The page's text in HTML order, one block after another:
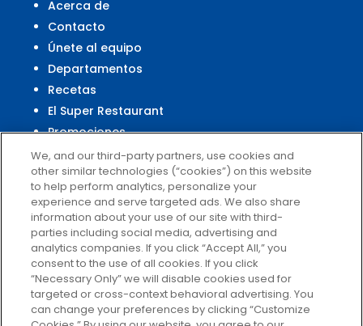
Acerca de
Contacto
Únete al equipo
Departamentos
Recetas
El Super Restaurant
Promociones
Centro Financiero El Super
Servicio al Cliente
Ayuda
Políticas de privacidad
Términos de uso
El Super Survey
Customize Cookies
We, and our third-party partners, use cookies and
other similar technologies (“cookies”) on this website
to help perform analytics, personalize your
experience and serve targeted ads. We also share
information about your use of our site with third-
parties including social media, advertising and
analytics companies. If you click “Accept All,” you
consent to the use of all cookies. If you click
“Necessary Only” we will disable cookies used for
targeted or cross-context behavioral advertising. You
can change your preferences by clicking “Customize